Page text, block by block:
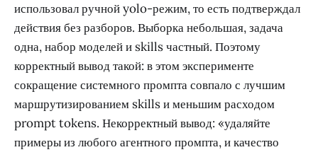
использовал ручной yolo-режим, то есть подтверждал
действия без разборов. Выборка небольшая, задача
одна, набор моделей и skills частный. Поэтому
корректный вывод такой: в этом эксперименте
сокращение системного промпта совпало с лучшим
маршрутизированием skills и меньшим расходом
prompt tokens. Некорректный вывод: «удаляйте
примеры из любого агентного промпта, и качество